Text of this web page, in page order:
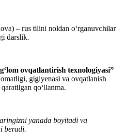
– rus tilini noldan o‘rganuvchilar
darslik.
ovqatlantirish texnologiyasi”
gigiyenasi va ovqatlanish
qo‘llanma.
yanada boyitadi va
beradi.